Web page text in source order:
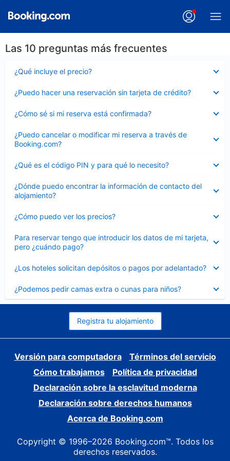
Las 10 preguntas más frecuentes
¿Qué incluye el precio?
cerrado
¿Puedo hacer una reservación sin tarjeta de crédito?
cerrado
¿Cómo sé si mi reserva está confirmada?
cerrado
¿Puedo cancelar o modificar mi reserva a través de
Booking.com?
cerrado
¿Qué es el código PIN y para qué lo necesito?
cerrado
¿Dónde puedo encontrar la información de contacto del
alojamiento?
cerrado
¿Cómo puedo ver los precios?
cerrado
Para reservar tengo que introducir los datos de mi tarjeta,
pero ¿cuándo pago?
cerrado
¿Los hoteles solicitan depósitos o pagos por adelantado?
cerrado
¿Podemos pedir camas extra o cunas para niños?
cerrado
Registra tu alojamiento
Versión para computadora
Términos del servicio
Cómo trabajamos
Política de privacidad
Declaración sobre la esclavitud moderna
Declaración sobre derechos humanos
Acerca de Booking.com
Copyright © 1996–2026 Booking.com™. Todos los
derechos reservados.